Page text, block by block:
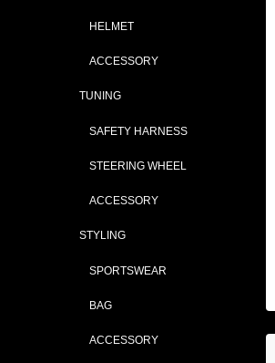
HELMET
ACCESSORY
TUNING
SAFETY HARNESS
STEERING WHEEL
ACCESSORY
STYLING
SPORTSWEAR
BAG
ACCESSORY